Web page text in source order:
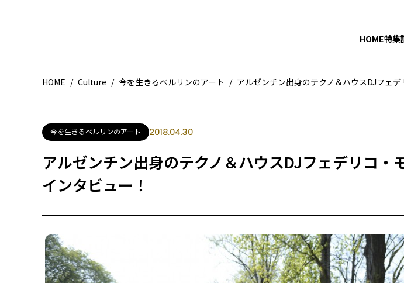
HOME特集
HOME / Culture / 今を生きるベルリンのアート / アルゼンチン出身のテクノ＆ハウスDJフェ
今を生きるベルリンのアート 2018.04.30
アルゼンチン出身のテクノ＆ハウスDJフェデリコ・
インタビュー！